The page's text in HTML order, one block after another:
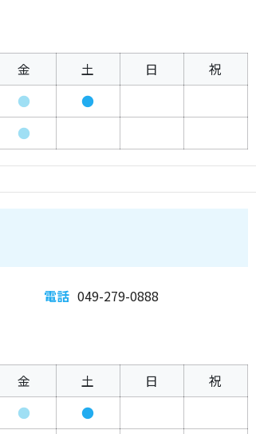
金 土 日 祝
● ●
●
電話 049-279-0888
金 土 日 祝
● ●